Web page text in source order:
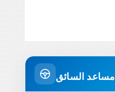
مساعد السائق